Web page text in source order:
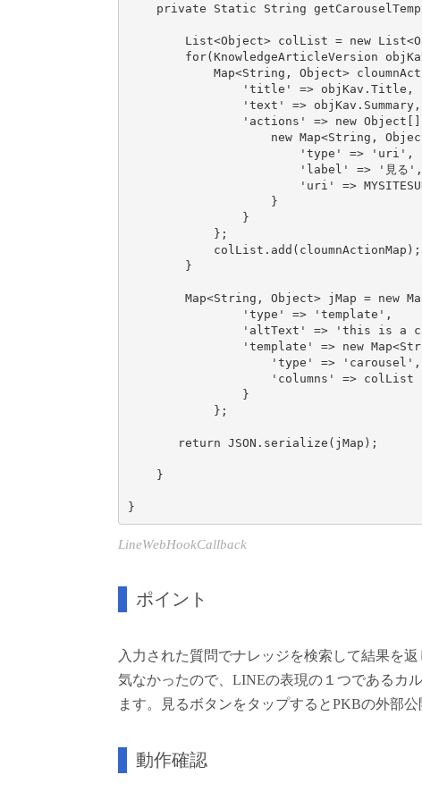
private Static String
List<Object> colList = new
for(KnowledgeArticleVersion
Map<String, Object>
                'title' => objKav.Title,
                'text' => objKav.Summary,
'actions' => new Object[]
new Map<String,
                        'type' => 'uri',
                        'label' => '見る',
'uri' =>
                    }
                }
            };
        }
Map<String, Object> jMap = new
                'type' => 'template',
'altText' => 'this is a
'template' => new
                    'type' => 'carousel',
                    'columns' => colList
                }
            };
       return JSON.serialize(jMap);
    }
}
LineWebHookCallback
ポイント
入力された質問でナレッジを検索して結果を
気なかったので、LINEの表現の１つであるカ
ます。見るボタンをタップするとPKBの外部
動作確認